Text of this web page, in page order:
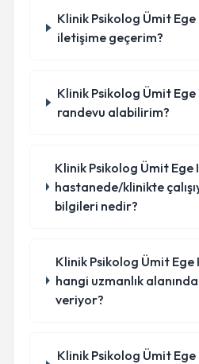
Klinik Psikolog Ümit Ege
iletişime geçerim?
Klinik Psikolog Ümit Ege
randevu alabilirim?
Klinik Psikolog Ümit Ege
hastanede/klinikte
bilgileri nedir?
Klinik Psikolog Ümit Ege
hangi uzmanlık
veriyor?
Klinik Psikolog Ümit Ege